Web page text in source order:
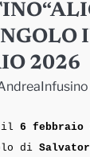
2026
il 6 febbraio
di